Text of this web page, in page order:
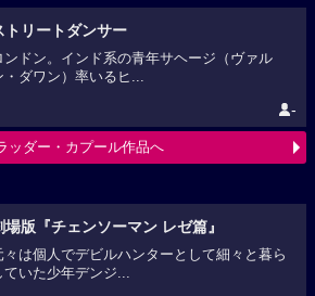
トリートダンサー
ンドン。インド系の青年サヘージ（ヴァル
・ダワン）率いるヒ...
-
ッダー・カプール作品へ
場版『チェンソーマン レゼ篇』
々は個人でデビルハンターとして細々と暮ら
ていた少年デンジ...